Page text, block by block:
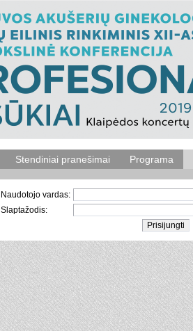
Stendiniai pranešimai Programa
Naudotojo vardas:
Slaptažodis: